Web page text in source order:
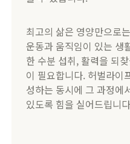
최고의 삶은 영양만으로
운동과 움직임이 있는 생
한 수분 섭취, 활력을 되
이 필요합니다. 허벌라이
성하는 동시에 그 과정에
있도록 힘을 실어드립니